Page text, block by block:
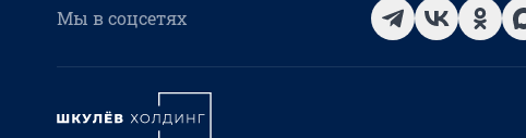
Мы в соцсетях